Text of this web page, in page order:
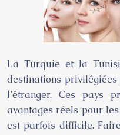
La Turquie et la
destinations
l’étranger. Ces pays
avantages réels pour
est parfois difficile.